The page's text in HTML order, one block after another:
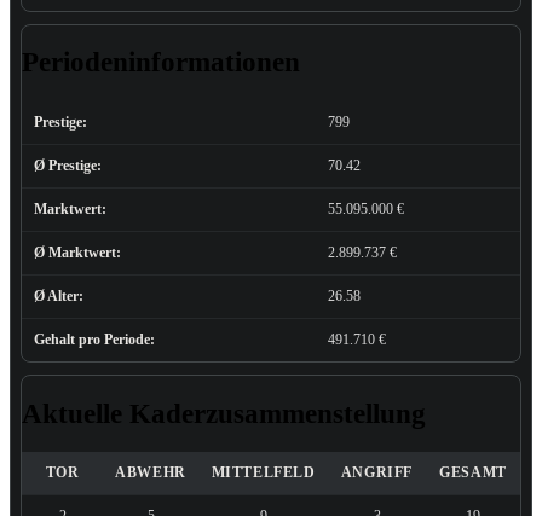
Periodeninformationen
Prestige: 799
Ø Prestige: 70.42
Marktwert: 55.095.000 €
Ø Marktwert: 2.899.737 €
Ø Alter: 26.58
Gehalt pro Periode: 491.710 €
Aktuelle Kaderzusammenstellung
TOR ABWEHR MITTELFELD ANGRIFF GESAMT